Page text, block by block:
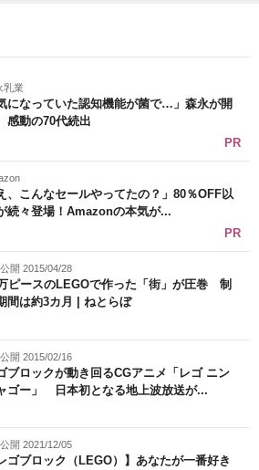
乳業
になっていた認知機能が菌で…」森永が開
感動の70代続出
PR
、こんなセールやってたの？」80％OFF以
続々登場！Amazonの本気が...
PR
公開 2015/04/28
ピースのLEGOで作った「街」が圧巻 制
間は約3カ月 | ねとらぼ
公開 2015/02/16
ブロックが動き回るCGアニメ「レゴ ニン
ゴー」 日本初となる地上波放送が...
公開 2021/12/05
レゴブロック（LEGO）】あなたが一番好き